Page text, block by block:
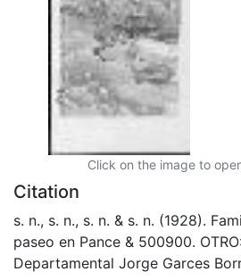
Click on the image to
Citation
s. n., s. n., s. n. & s. n. (1928).
paseo en Pance & 500900.
Departamental Jorge Garces